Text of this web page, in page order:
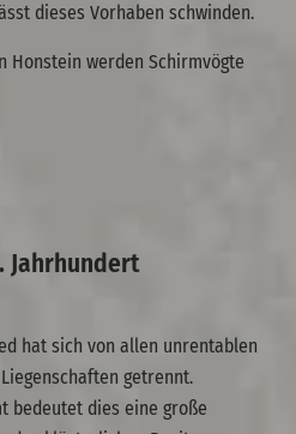
dieses Vorhaben schwinden.
Honstein werden Schirmvögte
Jahrhundert
hat sich von allen unrentablen
getrennt.
bedeutet dies eine große